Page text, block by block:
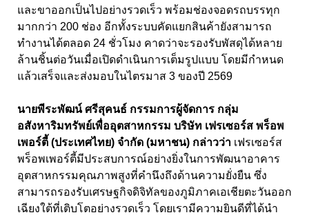
และขาออกเป็นไปอย่างรวดเร็ว พร้อมช่องจอดรถบรรทุก
มากกว่า 200 ช่อง อีกทั้งระบบคัดแยกสินค้ายังสามารถ
ทำงานได้ตลอด 24 ชั่วโมง คาดว่าจะรองรับพัสดุได้หลาย
ล้านชิ้นต่อวันเมื่อเปิดดำเนินการเต็มรูปแบบ โดยมีกำหนด
แล้วเสร็จและส่งมอบในไตรมาส 3 ของปี 2569
นายพีระพัฒน์ ศรีสุคนธ์ กรรมการผู้จัดการ กลุ่ม
อสังหาริมทรัพย์เพื่ออุตสาหกรรม บริษัท เฟรเซอร์ส พร็อพ
เพอร์ตี้ (ประเทศไทย) จำกัด (มหาชน) กล่าวว่า เฟรเซอร์ส
พร็อพเพอร์ตี้มีประสบการณ์อย่างยิ่งในการพัฒนาอาคาร
อุตสาหกรรมคุณภาพสูงที่คำนึงถึงด้านความยั่งยืน ซึ่ง
สามารถรองรับเศรษฐกิจดิจิทัลของภูมิภาคเอเชียตะวันออก
เฉียงใต้ที่เติบโตอย่างรวดเร็ว โดยเรามีความยินดีที่ได้นำ